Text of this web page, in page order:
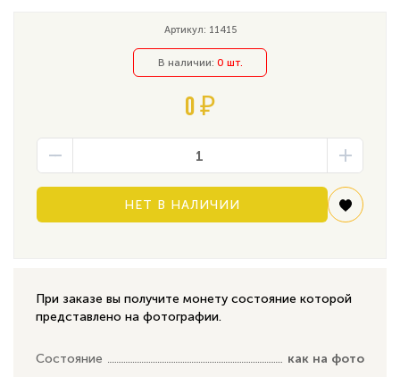
Артикул: 11415
В наличии: 0 шт.
0 ₽
НЕТ В НАЛИЧИИ
При заказе вы получите монету состояние которой
представлено на фотографии.
Состояние
как на фото